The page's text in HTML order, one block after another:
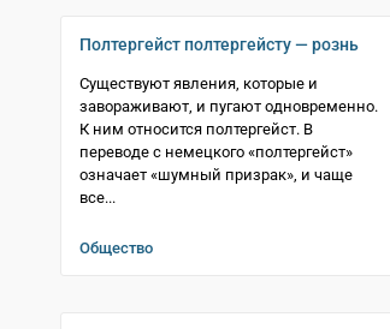
Полтергейст полтергейсту — рознь
Существуют явления, которые и
завораживают, и пугают одновременно.
К ним относится полтергейст. В
переводе с немецкого «полтергейст»
означает «шумный призрак», и чаще
все...
Общество